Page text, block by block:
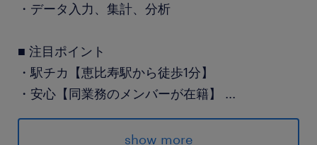
・データ入力、集計、分析
■ 注目ポイント
・駅チカ【恵比寿駅から徒歩1分】
・安心【同業務のメンバーが在籍】 ...
・充実【ランチや買い物に困らない】
show more